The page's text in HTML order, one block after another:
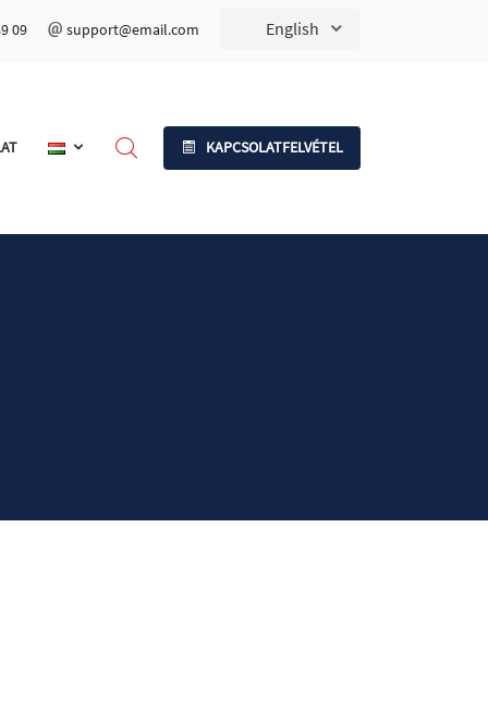
09 support@email.com English
KAPCSOLATFELVÉTEL